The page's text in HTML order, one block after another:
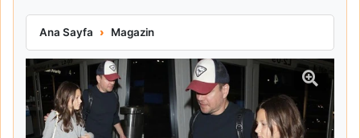
Ana Sayfa Magazin
Matt Damon Babalık Pişmanlığını İtiraf Etti